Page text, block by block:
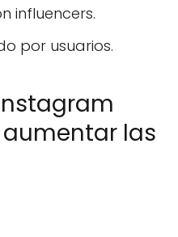
influencers.
por usuarios.
las